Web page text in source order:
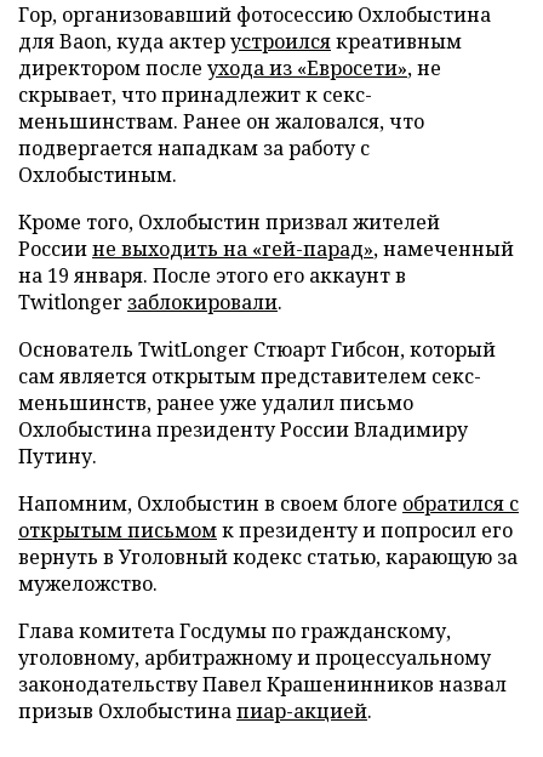
Гор, организовавший фотосессию Охлобыстина
для Baon, куда актерустроилсякреативным
директором после ухода из «Евросети», не
скрывает, что принадлежит к секс-
меньшинствам. Ранее он жаловался, что
подвергается нападкам за работу с
Охлобыстиным.
Кроме того, Охлобыстин призвал жителей
Россиине выходить на «гей-парад», намеченный
на 19 января. После этого его аккаунт в
Twitlonger заблокировали.
Основатель TwitLonger Стюарт Гибсон, который
сам является открытым представителем секс-
меньшинств, ранее уже удалил письмо
Охлобыстина президенту России Владимиру
Путину.
Напомним, Охлобыстин в своем блоге обратился с
открытым письмомк президенту и попросил его
вернуть в Уголовный кодекс статью, карающую за
мужеложство.
Глава комитета Госдумы по гражданскому,
уголовному, арбитражному и процессуальному
законодательству Павел Крашенинников назвал
призыв Охлобыстинапиар-акцией.